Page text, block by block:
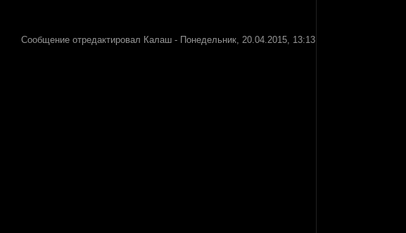
Сообщение отредактировал Калаш - Понедельник, 20.04.2015, 13:13